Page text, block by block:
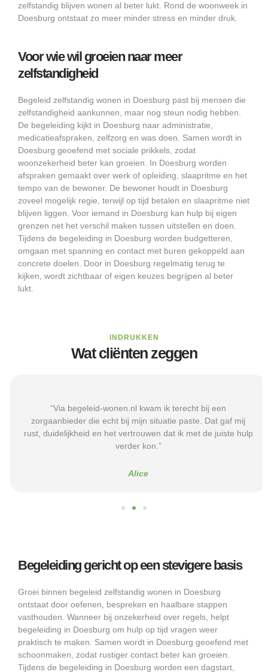
zelfstandig blijven wonen al beter lukt. Rond de woonweek in
Doesburg ontstaat zo meer minder stress en minder druk.
Voor wie wil groeien naar meer
zelfstandigheid
Begeleid zelfstandig wonen in Doesburg past bij mensen die
zelfstandigheid aankunnen, maar nog steun nodig hebben.
De begeleiding kijkt in Doesburg naar administratie,
medicatieafspraken, zelfzorg en was doen. Samen wordt in
Doesburg geoefend met sociale prikkels, zodat
woonzekerheid beter kan groeien. In Doesburg worden
afspraken gemaakt over werk of opleiding, slaapritme en het
tempo van de bewoner. De bewoner houdt in Doesburg
zoveel mogelijk regie, terwijl op tijd betalen en slaapritme niet
blijven liggen. Voor iemand in Doesburg kan hulp bij eigen
grenzen net het verschil maken tussen uitstellen en doen.
Tijdens de begeleiding in Doesburg worden budgetteren,
omgaan met spanning en contact met buren gekoppeld aan
concrete doelen. Door in Doesburg regelmatig terug te
kijken, wordt zichtbaar of eigen keuzes begrijpen al beter
lukt.
INDRUKKEN
Wat cliënten zeggen
“Via begeleid-wonen.nl kwam ik terecht bij een
zorgaanbieder die echt bij mijn situatie paste. Dat gaf mij
rust, duidelijkheid en het vertrouwen dat ik met de juiste hulp
verder kon.”
Alice
Begeleiding gericht op een stevigere basis
Groei binnen begeleid zelfstandig wonen in Doesburg
ontstaat door oefenen, bespreken en haalbare stappen
vasthouden. Wanneer bij onzekerheid over regels, helpt
begeleiding in Doesburg om hulp op tijd vragen weer
praktisch te maken. Samen wordt in Doesburg geoefend met
schoonmaken, zodat rustiger contact beter kan groeien.
Tijdens de begeleiding in Doesburg worden een dagstart,